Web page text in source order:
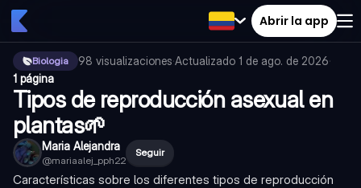
Abrir la app
Biologia 98 visualizaciones·Actualizado 1 de ago. de 2026·
1 página
Tipos de reproducción asexual en
plantas🌱
Maria Alejandra
@mariaalej_pph22
Seguir
Características sobre los diferentes tipos de reproducción